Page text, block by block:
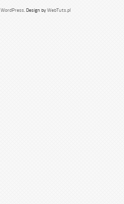
WordPress. Design byWebTuts.pl